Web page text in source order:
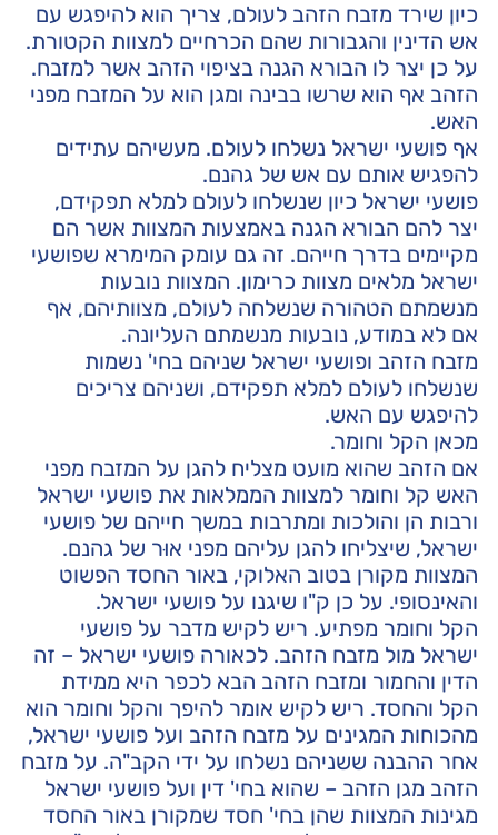
כיון שירד מזבח הזהב לעולם, צריך הוא להיפגש עם
אש הדינין והגבורות שהם הכרחיים למצוות הקטורת.
על כן יצר לו הבורא הגנה בציפוי הזהב אשר למזבח.
הזהב אף הוא שרשו בבינה ומגן הוא על המזבח מפני
האש.
אף פושעי ישראל נשלחו לעולם. מעשיהם עתידים
להפגיש אותם עם אש של גהנם.
פושעי ישראל כיון שנשלחו לעולם למלא תפקידם,
יצר להם הבורא הגנה באמצעות המצוות אשר הם
מקיימים בדרך חייהם. זה גם עומק המימרא שפושעי
ישראל מלאים מצוות כרימון. המצוות נובעות
מנשמתם הטהורה שנשלחה לעולם, מצוותיהם, אף
אם לא במודע, נובעות מנשמתם העליונה.
מזבח הזהב ופושעי ישראל שניהם בחי' נשמות
שנשלחו לעולם למלא תפקידם, ושניהם צריכים
להיפגש עם האש.
מכאן הקל וחומר.
אם הזהב שהוא מועט מצליח להגן על המזבח מפני
האש קל וחומר למצוות הממלאות את פושעי ישראל
ורבות הן והולכות ומתרבות במשך חייהם של פושעי
ישראל, שיצליחו להגן עליהם מפני אוּר של גהנם.
המצוות מקורן בטוב האלוקי, באור החסד הפשוט
והאינסופי. על כן ק"ו שיגנו על פושעי ישראל.
הקל וחומר מפתיע. ריש לקיש מדבר על פושעי
ישראל מול מזבח הזהב. לכאורה פושעי ישראל – זה
הדין והחמור ומזבח הזהב הבא לכפר היא ממידת
הקל והחסד. ריש לקיש אומר להיפך והקל וחומר הוא
מהכוחות המגינים על מזבח הזהב ועל פושעי ישראל,
אחר ההבנה ששניהם נשלחו על ידי הקב"ה. על מזבח
הזהב מגן הזהב – שהוא בחי' דין ועל פושעי ישראל
מגינות המצוות שהן בחי' חסד שמקורן באור החסד